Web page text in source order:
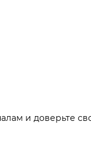
и доверьте